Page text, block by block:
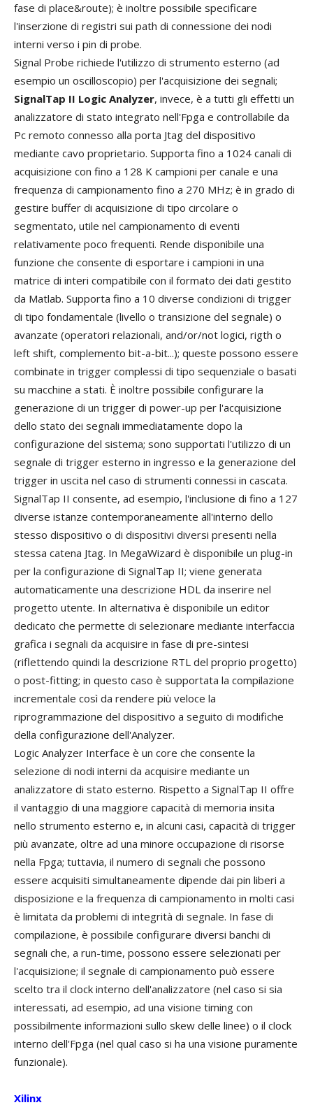
fase di place&route); è inoltre possibile specificare
l'inserzione di registri sui path di connessione dei nodi
interni verso i pin di probe.
Signal Probe richiede l'utilizzo di strumento esterno (ad
esempio un oscilloscopio) per l'acquisizione dei segnali;
SignalTap II Logic Analyzer, invece, è a tutti gli effetti un
analizzatore di stato integrato nell'Fpga e controllabile da
Pc remoto connesso alla porta Jtag del dispositivo
mediante cavo proprietario. Supporta fino a 1024 canali di
acquisizione con fino a 128 K campioni per canale e una
frequenza di campionamento fino a 270 MHz; è in grado di
gestire buffer di acquisizione di tipo circolare o
segmentato, utile nel campionamento di eventi
relativamente poco frequenti. Rende disponibile una
funzione che consente di esportare i campioni in una
matrice di interi compatibile con il formato dei dati gestito
da Matlab. Supporta fino a 10 diverse condizioni di trigger
di tipo fondamentale (livello o transizione del segnale) o
avanzate (operatori relazionali, and/or/not logici, rigth o
left shift, complemento bit-a-bit...); queste possono essere
combinate in trigger complessi di tipo sequenziale o basati
su macchine a stati. È inoltre possibile configurare la
generazione di un trigger di power-up per l'acquisizione
dello stato dei segnali immediatamente dopo la
configurazione del sistema; sono supportati l'utilizzo di un
segnale di trigger esterno in ingresso e la generazione del
trigger in uscita nel caso di strumenti connessi in cascata.
SignalTap II consente, ad esempio, l'inclusione di fino a 127
diverse istanze contemporaneamente all'interno dello
stesso dispositivo o di dispositivi diversi presenti nella
stessa catena Jtag. In MegaWizard è disponibile un plug-in
per la configurazione di SignalTap II; viene generata
automaticamente una descrizione HDL da inserire nel
progetto utente. In alternativa è disponibile un editor
dedicato che permette di selezionare mediante interfaccia
grafica i segnali da acquisire in fase di pre-sintesi
(riflettendo quindi la descrizione RTL del proprio progetto)
o post-fitting; in questo caso è supportata la compilazione
incrementale così da rendere più veloce la
riprogrammazione del dispositivo a seguito di modifiche
della configurazione dell'Analyzer.
Logic Analyzer Interface è un core che consente la
selezione di nodi interni da acquisire mediante un
analizzatore di stato esterno. Rispetto a SignalTap II offre
il vantaggio di una maggiore capacità di memoria insita
nello strumento esterno e, in alcuni casi, capacità di trigger
più avanzate, oltre ad una minore occupazione di risorse
nella Fpga; tuttavia, il numero di segnali che possono
essere acquisiti simultaneamente dipende dai pin liberi a
disposizione e la frequenza di campionamento in molti casi
è limitata da problemi di integrità di segnale. In fase di
compilazione, è possibile configurare diversi banchi di
segnali che, a run-time, possono essere selezionati per
l'acquisizione; il segnale di campionamento può essere
scelto tra il clock interno dell'analizzatore (nel caso si sia
interessati, ad esempio, ad una visione timing con
possibilmente informazioni sullo skew delle linee) o il clock
interno dell'Fpga (nel qual caso si ha una visione puramente
funzionale).
Xilinx